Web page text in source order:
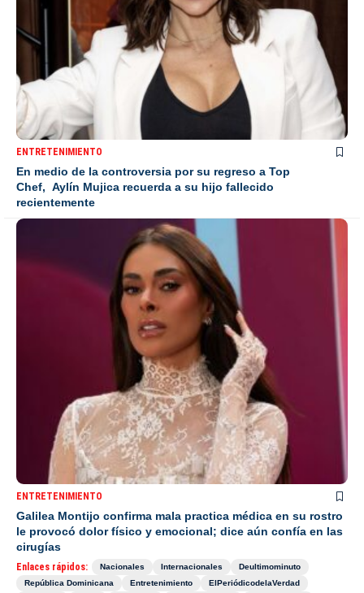
ENTRETENIMIENTO
En medio de la controversia por su regreso a Top
Chef, Aylín Mujica recuerda a su hijo fallecido
recientemente
ENTRETENIMIENTO
Galilea Montijo confirma mala practica médica en su rostro
le provocó dolor físico y emocional; dice aún confía en las
cirugías
Enlaces rápidos: Nacionales Internacionales
Deultimominuto
República Dominicana
Entretenimiento
ElPeriódicodelaVerdad